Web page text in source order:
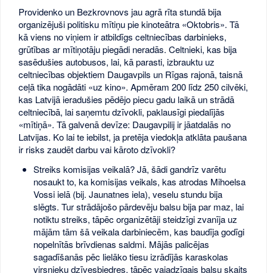
Providenko un Bezkrovnovs jau agrā rīta stundā bija
organizējuši politisku mītiņu pie kinoteātra «Oktobris». Tā
kā viens no viņiem ir atbildīgs celtniecības darbinieks,
grūtības ar mītiņotāju piegādi neradās. Celtnieki, kas bija
sasēdušies autobusos, lai, kā parasti, izbrauktu uz
celtniecības objektiem Daugavpils un Rīgas rajonā, taisnā
ceļā tika nogādāti «uz kino». Apmēram 200 līdz 250 cilvēki,
kas Latvijā ieradušies pēdējo piecu gadu laikā un strādā
celtniecībā, lai saņemtu dzīvokli, paklausīgi piedalījās
«mītiņā». Tā galvenā devīze: Daugavpilij ir jāatdalās no
Latvijas. Ko lai te iebilst, ja pretēja viedokļa atklāta paušana
ir risks zaudēt darbu vai kāroto dzīvokli?
Streiks komisijas veikalā? Jā, šādi gandrīz varētu
nosaukt to, ka komisijas veikals, kas atrodas Mihoelsa
Vossi ielā (bij. Jaunatnes iela), veselu stundu bija
slēgts. Tur strādājošo pārdevēju balsu bija par maz, lai
notiktu streiks, tāpēc organizētāji steidzīgi zvanīja uz
mājām tām šā veikala darbiniecēm, kas baudīja godīgi
nopelnītās brīvdienas saldmi. Mājās palicējas
sagadīšanās pēc lielāko tiesu izrādījās karaskolas
virsnieku dzīvesbiedres, tāpēc vajadzīgais balsu skaits